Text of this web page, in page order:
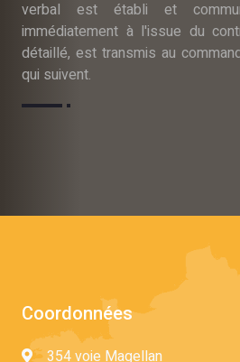
verbal est établi et
immédiatement à l'issue du
détaillé, est transmis au
qui suivent.
Coordonnées
354 voie Magellan